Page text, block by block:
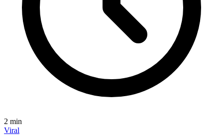
2 min
Viral